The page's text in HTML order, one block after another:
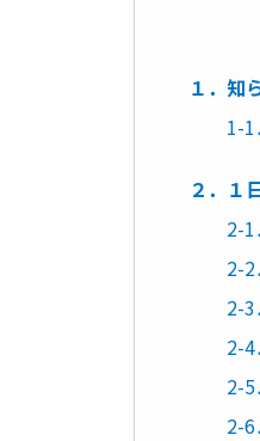
１．知
1-
２．１
2-1
2-2
2-3
2-
2-5
2-6